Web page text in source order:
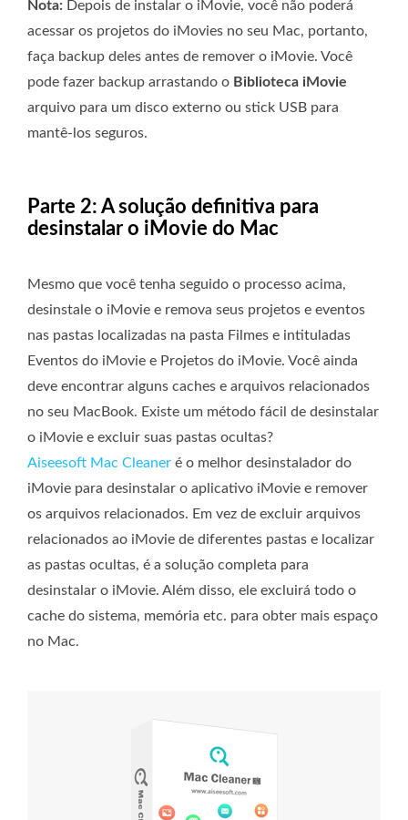
Nota: Depois de instalar o iMovie, você não poderá
acessar os projetos do iMovies no seu Mac, portanto,
faça backup deles antes de remover o iMovie. Você
pode fazer backup arrastando o Biblioteca iMovie
arquivo para um disco externo ou stick USB para
mantê-los seguros.
Parte 2: A solução definitiva para
desinstalar o iMovie do Mac
Mesmo que você tenha seguido o processo acima,
desinstale o iMovie e remova seus projetos e eventos
nas pastas localizadas na pasta Filmes e intituladas
Eventos do iMovie e Projetos do iMovie. Você ainda
deve encontrar alguns caches e arquivos relacionados
no seu MacBook. Existe um método fácil de desinstalar
o iMovie e excluir suas pastas ocultas?
Aiseesoft Mac Cleaner é o melhor desinstalador do
iMovie para desinstalar o aplicativo iMovie e remover
os arquivos relacionados. Em vez de excluir arquivos
relacionados ao iMovie de diferentes pastas e localizar
as pastas ocultas, é a solução completa para
desinstalar o iMovie. Além disso, ele excluirá todo o
cache do sistema, memória etc. para obter mais espaço
no Mac.